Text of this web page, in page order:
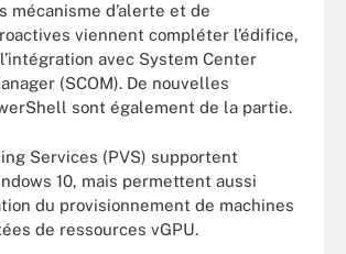
mécanisme d’alerte et de
viennent compléter l’édifice,
avec System Center
(SCOM). De nouvelles
sont également de la partie.
Services (PVS) supportent
10, mais permettent aussi
du provisionnement de machines
de ressources vGPU.